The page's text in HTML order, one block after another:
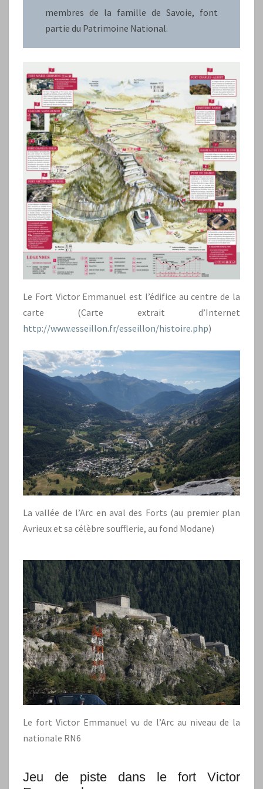
membres de la famille de Savoie, font
partie du Patrimoine National.
Le Fort Victor Emmanuel est l’édifice au centre de la
carte (Carte extrait d’Internet
http://www.esseillon.fr/esseillon/histoire.php)
La vallée de l’Arc en aval des Forts (au premier plan
Avrieux et sa célèbre soufflerie, au fond Modane)
Le fort Victor Emmanuel vu de l’Arc au niveau de la
nationale RN6
Jeu de piste dans le fort Victor